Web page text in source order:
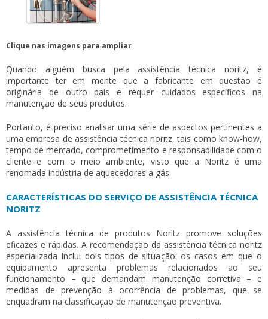
Clique nas imagens para ampliar
Quando alguém busca pelaassistência técnica noritz, é
importante ter em mente que a fabricante em questão é
originária de outro país e requer cuidados específicos na
manutenção de seus produtos.
Portanto, é preciso analisar uma série de aspectos pertinentes a
uma empresa deassistência técnica noritz, tais como know-how,
tempo de mercado, comprometimento e responsabilidade com o
cliente e com o meio ambiente, visto que a Noritz é uma
renomada indústria de aquecedores a gás.
CARACTERÍSTICAS DO SERVIÇO DE ASSISTÊNCIA TÉCNICA
NORITZ
A assistência técnica de produtos Noritz promove soluções
eficazes e rápidas. A recomendação da assistência técnica noritz
especializada inclui dois tipos de situação: os casos em que o
equipamento apresenta problemas relacionados ao seu
funcionamento – que demandam manutenção corretiva – e
medidas de prevenção à ocorrência de problemas, que se
enquadram na classificação de manutenção preventiva.